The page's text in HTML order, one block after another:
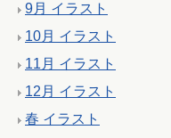
9月 イラスト
10月 イラスト
11月 イラスト
12月 イラスト
春 イラスト